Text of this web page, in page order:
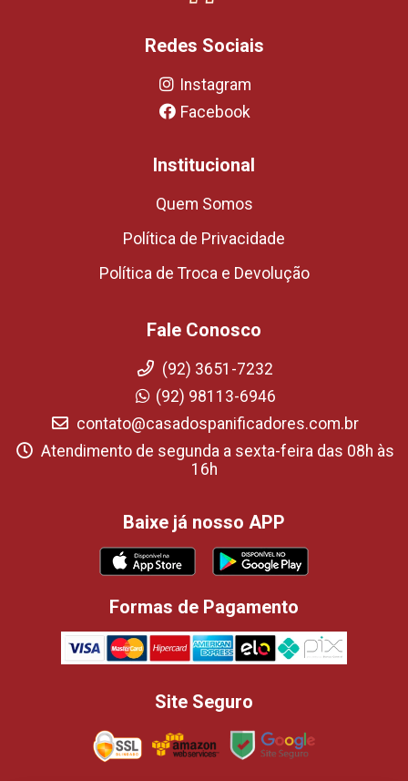
Redes Sociais
Instagram
Facebook
Institucional
Quem Somos
Política de Privacidade
Política de Troca e Devolução
Fale Conosco
(92) 3651-7232
(92) 98113-6946
contato@casadospanificadores.com.br
Atendimento de segunda a sexta-feira das 08h às
16h
Baixe já nosso APP
Formas de Pagamento
Site Seguro